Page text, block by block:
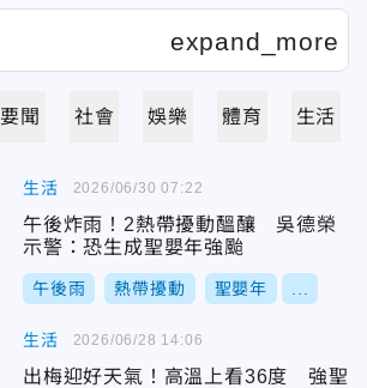
要聞 社會 娛樂 體育 生活
生活
午後炸雨！2熱帶擾動醞釀 吳德榮
示警：恐生成聖嬰年強颱
午後雨 熱帶擾動 聖嬰年
2026/06/30 07:22
生活
出梅迎好天氣！高溫上看36度 強聖
2026/06/28 14:06